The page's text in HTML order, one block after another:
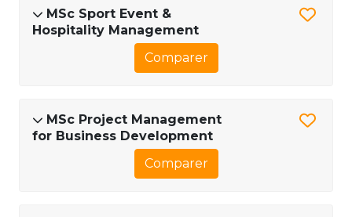
MSc Sport Event &
Hospitality Management
Comparer
MSc Project Management
for Business Development
Comparer